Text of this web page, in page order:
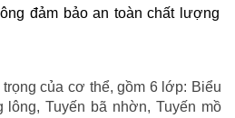
đảm bảo an toàn chất lượng
của cơ thể, gồm 6 lớp: Biểu
lông, Tuyến bã nhờn, Tuyến mồ